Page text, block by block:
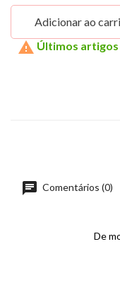
Adicionar ao
 Últimos
Comentários (0)
De